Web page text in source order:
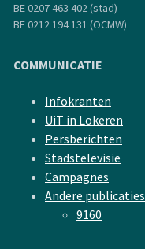
BE 0207 463 402 (stad)
BE 0212 194 131 (OCMW)
COMMUNICATIE
Infokranten
UiT in Lokeren
Persberichten
Stadstelevisie
Campagnes
Andere publicaties
9160